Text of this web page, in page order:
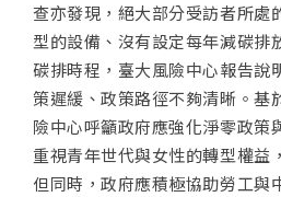
查亦發現，絕大部分受訪者所處
型的設備、沒有設定每年減碳排
碳排時程，臺大風險中心報告說
策遲緩、政策路徑不夠清晰。基
險中心呼籲政府應強化淨零政策
重視青年世代與女性的轉型權益
但同時，政府應積極協助勞工與